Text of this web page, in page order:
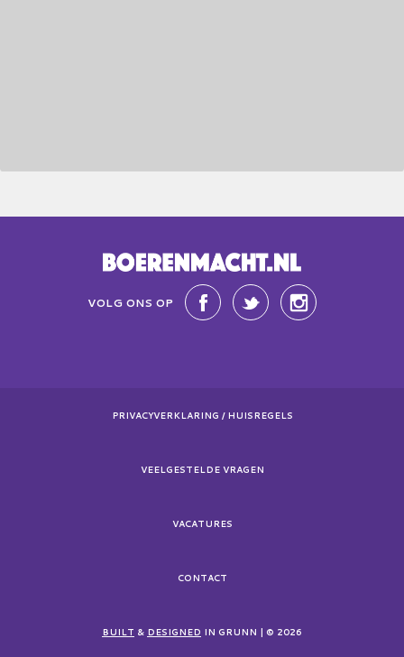
VOLG ONS OP
PRIVACYVERKLARING / HUISREGELS
VEELGESTELDE VRAGEN
VACATURES
CONTACT
BUILT & DESIGNED IN GRUNN | © 2026